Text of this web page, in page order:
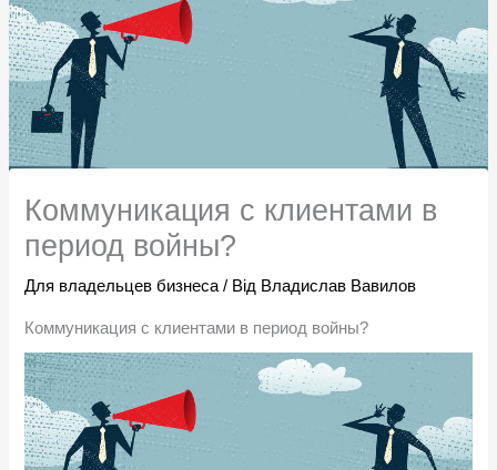
Коммуникация с клиентами в
период войны?
Для владельцев бизнеса / Від Владислав Вавилов
Коммуникация с клиентами в период войны?